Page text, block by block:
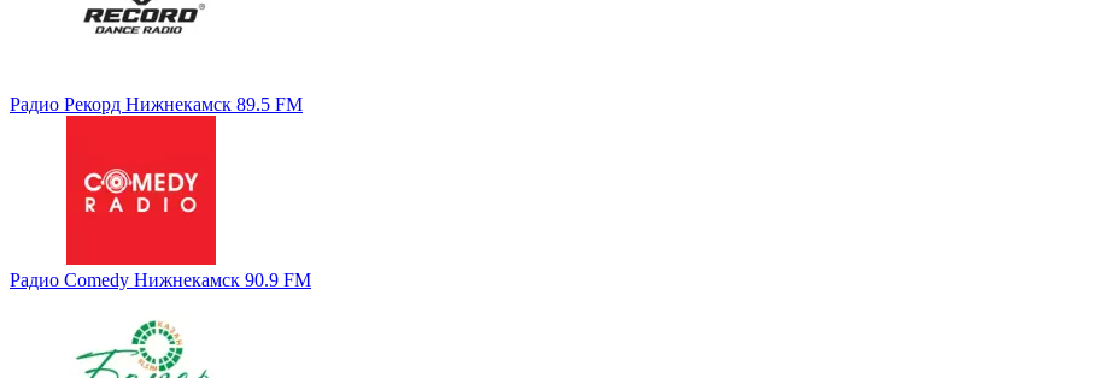
Радио Рекорд Нижнекамск 89.5 FM
Радио Comedy Нижнекамск 90.9 FM